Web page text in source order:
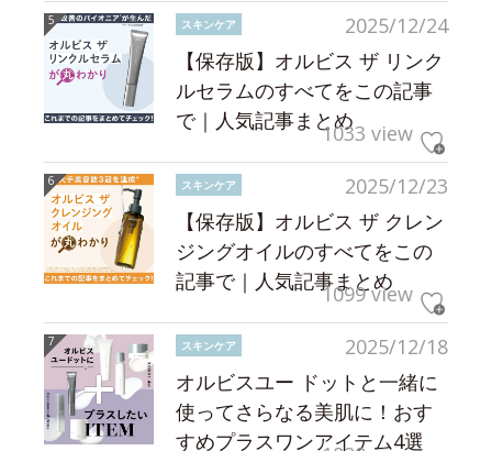
2025/12/24
スキンケア
【保存版】オルビス ザ リンク
ルセラムのすべてをこの記事
で｜人気記事まとめ1033 view
2025/12/23
スキンケア
【保存版】オルビス ザ クレン
ジングオイルのすべてをこの
記事で｜人気記事まとめ
1099 view
2025/12/18
スキンケア
オルビスユー ドットと一緒に
使ってさらなる美肌に！おす
すめプラスワンアイテム4選